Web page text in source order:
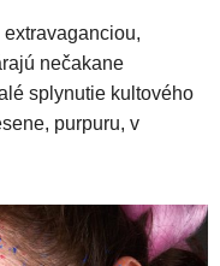
nečakane
splynutie kultového
purpuru, v